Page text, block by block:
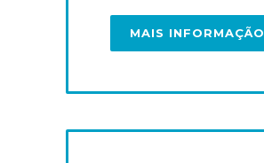
MAIS INFORMAÇÃO